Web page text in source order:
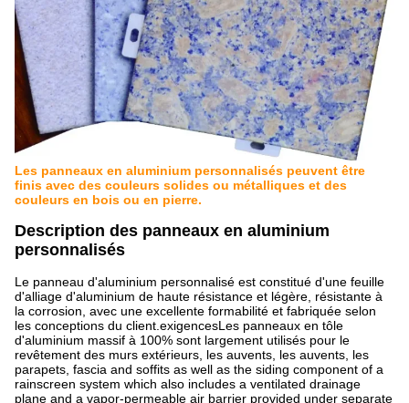
Les panneaux en aluminium personnalisés peuvent être
finis avec des couleurs solides ou métalliques et des
couleurs en bois ou en pierre.
Description des panneaux en aluminium
personnalisés
Le panneau d'aluminium personnalisé est constitué d'une feuille
d'alliage d'aluminium de haute résistance et légère, résistante à
la corrosion, avec une excellente formabilité et fabriquée selon
les conceptions du client.exigencesLes panneaux en tôle
d'aluminium massif à 100% sont largement utilisés pour le
revêtement des murs extérieurs, les auvents, les auvents, les
parapets, fascia and soffits as well as the siding component of a
rainscreen system which also includes a ventilated drainage
plane and a vapor-permeable air barrier provided under separate